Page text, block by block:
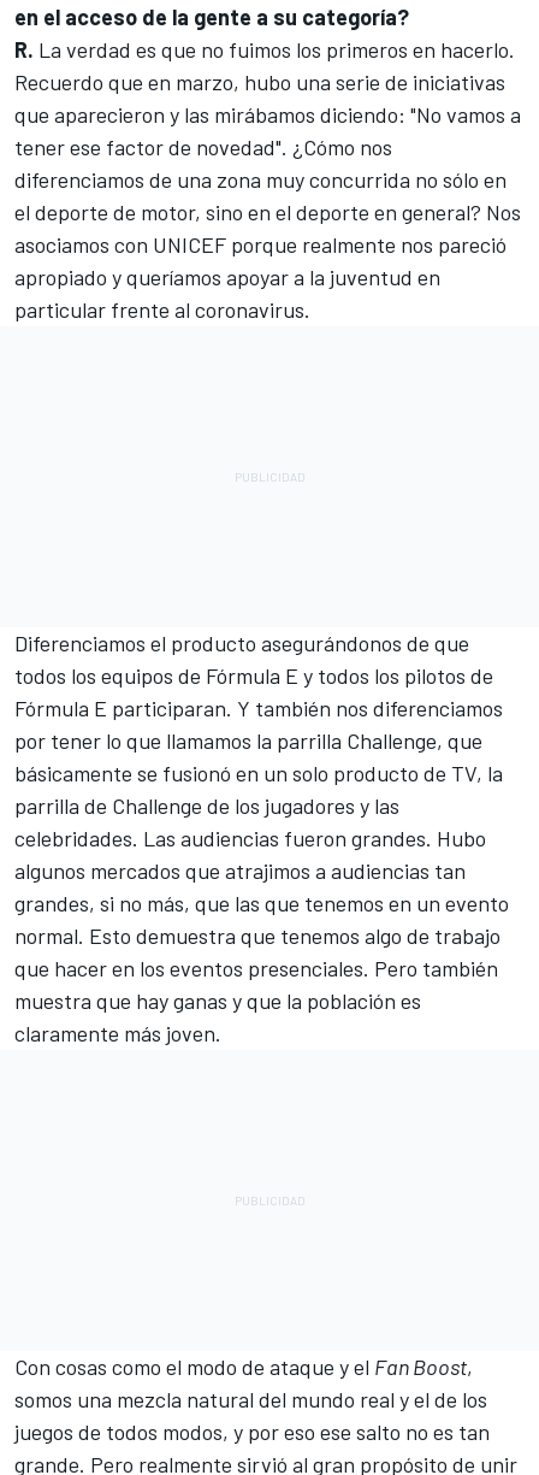
en el acceso de la gente a su categoría?
R. La verdad es que no fuimos los primeros en hacerlo.
Recuerdo que en marzo, hubo una serie de iniciativas
que aparecieron y las mirábamos diciendo: "No vamos a
tener ese factor de novedad". ¿Cómo nos
diferenciamos de una zona muy concurrida no sólo en
el deporte de motor, sino en el deporte en general? Nos
asociamos con UNICEF porque realmente nos pareció
apropiado y queríamos apoyar a la juventud en
particular frente al coronavirus.
Diferenciamos el producto asegurándonos de que
todos los equipos de Fórmula E y todos los pilotos de
Fórmula E participaran. Y también nos diferenciamos
por tener lo que llamamos la parrilla Challenge, que
básicamente se fusionó en un solo producto de TV, la
parrilla de Challenge de los jugadores y las
celebridades. Las audiencias fueron grandes. Hubo
algunos mercados que atrajimos a audiencias tan
grandes, si no más, que las que tenemos en un evento
normal. Esto demuestra que tenemos algo de trabajo
que hacer en los eventos presenciales. Pero también
muestra que hay ganas y que la población es
claramente más joven.
Con cosas como el modo de ataque y el Fan Boost,
somos una mezcla natural del mundo real y el de los
juegos de todos modos, y por eso ese salto no es tan
grande. Pero realmente sirvió al gran propósito de unir